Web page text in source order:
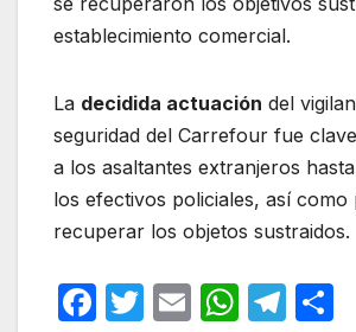
establecimiento comercial.
La decidida actuación del
seguridad del Carrefour fue
a los asaltantes extranjeros
los efectivos policiales, así como
recuperar los objetos sustraidos.
F
T
E
W T